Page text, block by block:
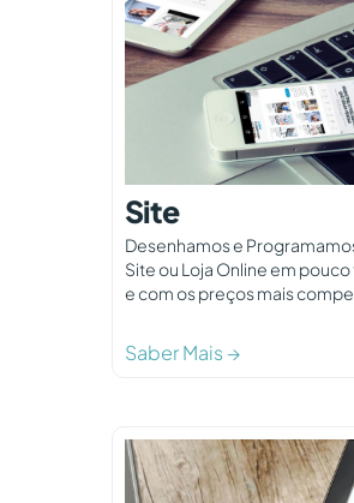
Site
Desenhamos e
Site ou Loja Online em
e com os preços mais
Saber Mais →